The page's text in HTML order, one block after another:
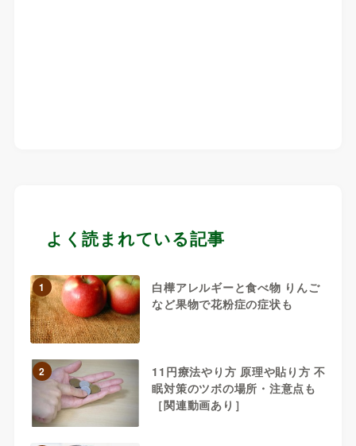
よく読まれている記事
1
白樺アレルギーと食べ物 りんご
など果物で花粉症の症状も
2
11円療法やり方 原理や貼り方 不
眠対策のツボの場所・注意点も
［関連動画あり］